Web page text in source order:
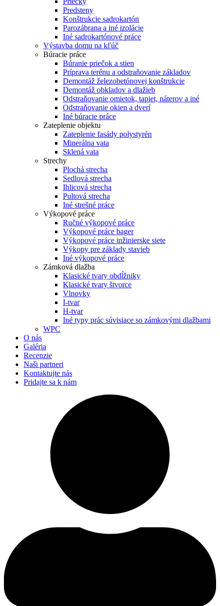
Predsteny
Konštrukcie sadrokartón
Parozábrana a iné izolácie
Iné sadrokartónové práce
Výstavba domu na kľúč
Búracie práce
Búranie priečok a stien
Príprava terénu a odstraňovanie základov
Demontáž železobetónovej konštrukcie
Demontáž obkladov a dlažieb
Odstraňovanie omietok, tapiet, náterov a iné
Odstraňovanie okien a dverí
Iné búracie práce
Zateplenie objektu
Zateplenie fasády polystyrén
Minerálna vata
Sklená vata
Strechy
Plochá strecha
Sedlová strecha
Ihlicová strecha
Pultová strecha
Iné strešné práce
Výkopové práce
Ručné výkopové práce
Výkopové práce bager
Výkopové práce inžinierske siete
Výkopy pre základy stavieb
Iné výkopové práce
Zámková dlažba
Klasické tvary obdĺžniky
Klasické tvary štvorce
Vlnovky
I-tvar
H-tvar
Iné typy prác súvisiace so zámkovými dlažbami
WPC
O nás
Galéria
Recenzie
Naši partneri
Kontaktujte nás
Pridajte sa k nám